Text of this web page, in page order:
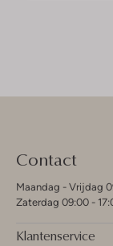
Contact
Maandag - Vrijdag
Zaterdag 09:00 -
Klantenservice